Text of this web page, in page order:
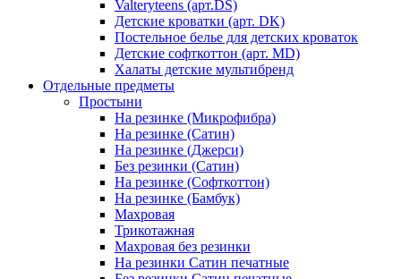
Valteryteens (арт.DS)
Детские кроватки (арт. DK)
Постельное белье для детских кроваток
Детские софткоттон (арт. MD)
Халаты детские мультибренд
Отдельные предметы
Простыни
На резинке (Микрофибра)
На резинке (Сатин)
На резинке (Джерси)
Без резинки (Сатин)
На резинке (Софткоттон)
На резинке (Бамбук)
Махровая
Трикотажная
Махровая без резинки
На резинки Сатин печатные